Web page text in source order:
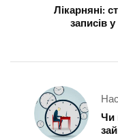
Лікарняні:
записів
Чи